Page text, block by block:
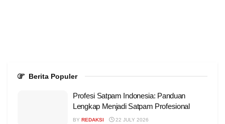
Berita Populer
Profesi Satpam Indonesia: Panduan
Lengkap Menjadi Satpam Profesional
BY REDAKSI 22 JULY 2026